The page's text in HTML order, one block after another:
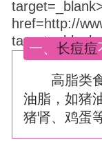
一、 长痘痘
高脂类
油脂，如猪
猪肾、鸡蛋